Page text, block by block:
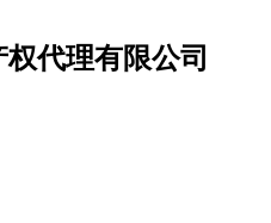
代理有限公司